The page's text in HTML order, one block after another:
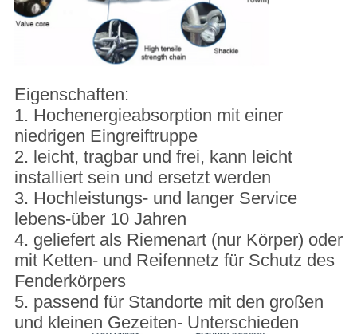
Eigenschaften:
1. Hochenergieabsorption mit einer
niedrigen Eingreiftruppe
2. leicht, tragbar und frei, kann leicht
installiert sein und ersetzt werden
3. Hochleistungs- und langer Service
lebens-über 10 Jahren
4. geliefert als Riemenart (nur Körper) oder
mit Ketten- und Reifennetz für Schutz des
Fenderkörpers
5. passend für Standorte mit den großen
und kleinen Gezeiten- Unterschieden